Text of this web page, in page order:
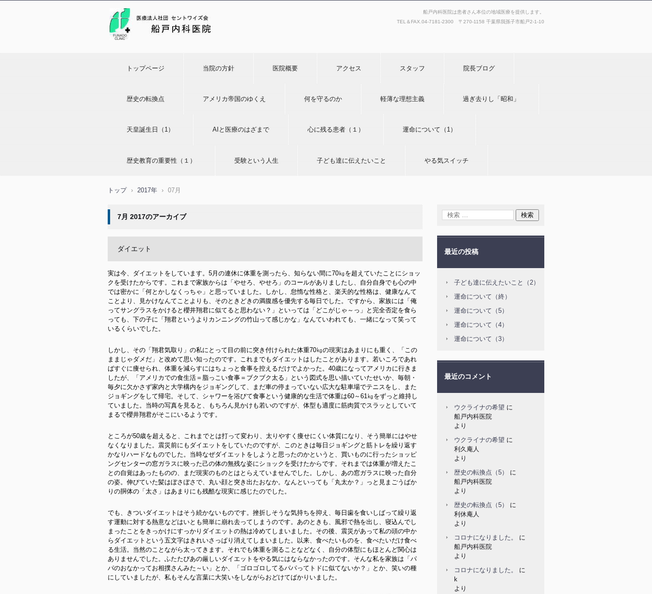
船戸内科医院は患者さん本位の地域医療を提供します。
TEL＆FAX. 04-7181-2300 〒270-1158 千葉県我孫子市船戸2-1-10
トップページ 当院の方針 医院概要 アクセス スタッフ 院長ブログ
歴史の転換点 アメリカ帝国のゆくえ 何を守るのか 軽薄な理想主義 過ぎ去りし「昭和」
天皇誕生日（1） AIと医療のはざまで 心に残る患者（１） 運命について（1）
歴史教育の重要性（１） 受験という人生 子ども達に伝えたいこと やる気スイッチ
トップ › 2017年 › 07月
7月 2017のアーカイブ
ダイエット
実は今、ダイエットをしています。5月の連休に体重を測ったら、知らない間に70㎏を超えていたことにショッ
クを受けたからです。これまで家族からは「やせろ、やせろ」のコールがありましたし、自分自身でも心の中
では密かに「何とかしなくっちゃ」と思っていました。しかし、怠惰な性格と、楽天的な性格は、健康なんて
ことより、見かけなんてことよりも、そのときどきの満腹感を優先する毎日でした。ですから、家族には「俺
ってサングラスをかけると櫻井翔君に似てると思わない？」といっては「どこがじゃ～っ」と完全否定を食ら
っても、下の子に「翔君というよりカンニングの竹山って感じかな」なんていわれても、一緒になって笑って
いるくらいでした。
しかし、その「翔君気取り」の私にとって目の前に突き付けられた体重70㎏の現実はあまりにも重く、「この
ままじゃダメだ」と改めて思い知ったのです。これまでもダイエットはしたことがあります。若いころであれ
ばすぐに痩せられ、体重を減らすにはちょっと食事を控えるだけでよかった。40歳になってアメリカに行きま
したが、「アメリカでの食生活＝脂っこい食事＝ブクブク太る」という図式を思い描いていたせいか、毎朝・
毎夕に欠かさず家内と大学構内をジョギングして、まだ車の停まっていない広大な駐車場でテニスをし、また
ジョギングをして帰宅。そして、シャワーを浴びて食事という健康的な生活で体重は60～61㎏をずっと維持し
ていました。当時の写真を見ると、もちろん見かけも若いのですが、体型も適度に筋肉質でスラッとしていて
まるで櫻井翔君がそこにいるようです。
ところが50歳を超えると、これまでとは打って変わり、太りやすく痩せにくい体質になり、そう簡単にはやせ
なくなりました。震災前にもダイエットをしていたのですが、このときは毎日ジョギングと筋トレを繰り返す
かなりハードなものでした。当時なぜダイエットをしようと思ったのかというと、買いものに行ったショッピ
ングセンターの窓ガラスに映った己の体の無残な姿にショックを受けたからです。それまでは体重が増えたこ
との自覚はあったものの、まだ現実のものとはとらえていませんでした。しかし、あの窓ガラスに映った自分
の姿。伸びていた髪はぼさぼさで、丸い顔と突き出たおなか。なんといっても「丸太か？」っと見まごうばか
りの胴体の「太さ」はあまりにも残酷な現実に感じたのでした。
でも、きついダイエットはそう続かないものです。挫折しそうな気持ちを抑え、毎日歯を食いしばって繰り返
す運動に対する熱意などはいとも簡単に崩れ去ってしまうのです。あのときも、風邪で熱を出し、寝込んでし
まったことをきっかけにすっかりダイエットの熱は冷めてしまいました。その後、震災があって私の頭の中か
らダイエットという五文字はきれいさっぱり消えてしまいました。以来、食べたいものを、食べたいだけ食べ
る生活。当然のことながら太ってきます。それでも体重を測ることなどなく、自分の体型にもほとんど関心は
ありませんでした。ふたたびあの厳しいダイエットをやる気にはならなかったのです。そんな私を家族は「パ
パのおなかってお相撲さんみた～い」とか、「ゴロゴロしてるパパってトドに似てないか？」とか、笑いの種
にしていましたが、私もそんな言葉に大笑いをしながらおどけてばかりいました。
最近の投稿
子ども達に伝えたいこと（2）
運命について（終）
運命について（5）
運命について（4）
運命について（3）
最近のコメント
ウクライナの希望 に
船戸内科医院
より
ウクライナの希望 に
利久庵人
より
歴史の転換点（5）
に
船戸内科医院
より
歴史の転換点（5）
に
利休庵人
より
コロナになりました。
に
船戸内科医院
より
コロナになりました。
に
k
より